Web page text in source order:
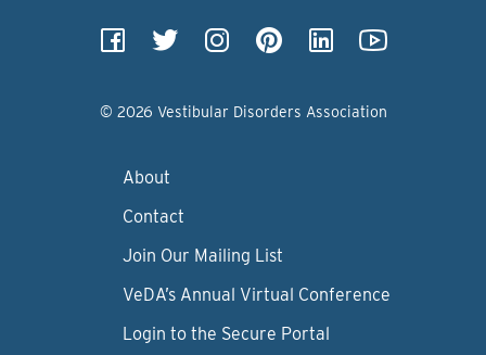
© 2026 Vestibular Disorders Association
About
Contact
Join Our Mailing List
VeDA’s Annual Virtual Conference
Login to the Secure Portal